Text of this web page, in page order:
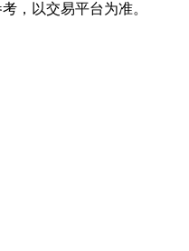
，以交易平台为准。